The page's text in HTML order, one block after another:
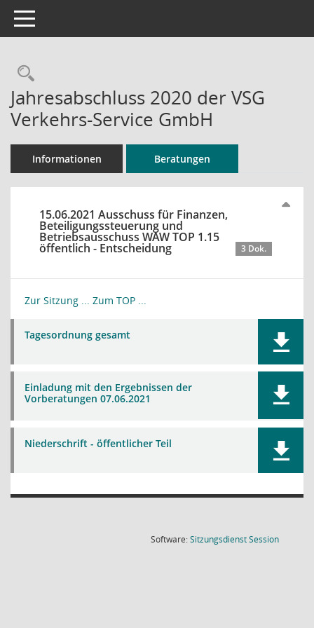
Toggle navigation
Rechercheauswahl
Jahresabschluss 2020 der VSG
Verkehrs-Service GmbH
Informationen Beratungen
15.06.2021 Ausschuss für Finanzen,
Beteiligungssteuerung und
Betriebsausschuss WAW TOP 1.15
öffentlich - Entscheidung 3 Dok.
Zur Sitzung ... Zum TOP ...
Tagesordnung gesamt
Einladung mit den Ergebnissen der
Vorberatungen 07.06.2021
Niederschrift - öffentlicher Teil
Software:SitzungsdienstSession(Wird in